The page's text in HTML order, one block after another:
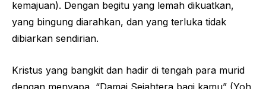
kemajuan). Dengan begitu yang lemah dikuatkan,
yang bingung diarahkan, dan yang terluka tidak
dibiarkan sendirian.
Kristus yang bangkit dan hadir di tengah para murid
dengan menyapa, “Damai Sejahtera bagi kamu” (Yoh